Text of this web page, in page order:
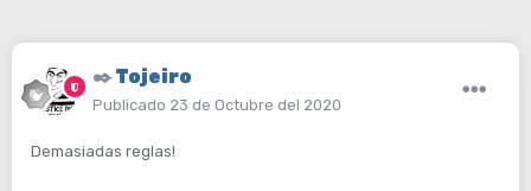
✒️Tojeiro
Publicado 23 de Octubre del 2020
Demasiadas reglas!